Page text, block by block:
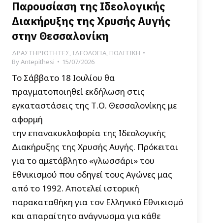
Παρουσίαση της Ιδεολογικής
Διακήρυξης της Χρυσής Αυγής
στην Θεσσαλονίκη
ΔΡΑΣΤΗΡΙΟΤΗΤΕΣ ΙΔΕΟΛΟΓΙΑ ΠΟΛΙΤΙΚΗ
ByAntepithesi 15/07/2026
Το Σάββατο 18 Ιουλίου θα
πραγματοποιηθεί εκδήλωση στις
εγκαταστάσεις της Τ.Ο. Θεσσαλονίκης με
αφορμή
την επανακυκλοφορία της Ιδεολογικής
Διακήρυξης της Χρυσής Αυγής. Πρόκειται
για το αμετάβλητο «γλωσσάρι» του
Εθνικισμού που οδηγεί τους Αγώνες μας
από το 1992. Aποτελεί ιστορική
παρακαταθήκη για τον Ελληνικό Εθνικισμό
και απαραίτητο ανάγνωσμα για κάθε